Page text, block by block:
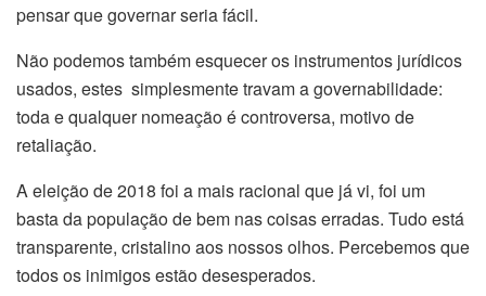
pensar que governar seria fácil.
Não podemos também esquecer os instrumentos jurídicos
usados, estes simplesmente travam a governabilidade:
toda e qualquer nomeação é controversa, motivo de
retaliação.
A eleição de 2018 foi a mais racional que já vi, foi um
basta da população de bem nas coisas erradas. Tudo está
transparente, cristalino aos nossos olhos. Percebemos que
todos os inimigos estão desesperados.